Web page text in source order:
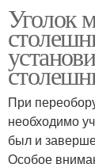
Уголок
При
необходимо
был и
Особое